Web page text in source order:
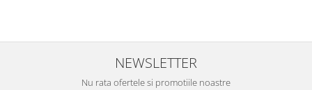
NEWSLETTER
Nu rata ofertele si promotiile noastre